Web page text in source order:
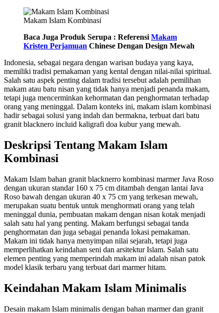
Makam Islam Kombinasi
Baca Juga Produk Serupa : Referensi Makam
Kristen Perjamuan Chinese Dengan Design Mewah
Indonesia, sebagai negara dengan warisan budaya yang kaya,
memiliki tradisi pemakaman yang kental dengan nilai-nilai spiritual.
Salah satu aspek penting dalam tradisi tersebut adalah pemilihan
makam atau batu nisan yang tidak hanya menjadi penanda makam,
tetapi juga mencerminkan kehormatan dan penghormatan terhadap
orang yang meninggal. Dalam konteks ini, makam islam kombinasi
hadir sebagai solusi yang indah dan bermakna, terbuat dari batu
granit blacknero incluid kaligrafi doa kubur yang mewah.
Deskripsi Tentang Makam Islam
Kombinasi
Makam Islam bahan granit blacknerro kombinasi marmer Java Roso
dengan ukuran standar 160 x 75 cm ditambah dengan lantai Java
Roso bawah dengan ukuran 40 x 75 cm yang terkesan mewah,
merupakan suatu bentuk untuk menghormati orang yang telah
meninggal dunia, pembuatan makam dengan nisan kotak menjadi
salah satu hal yang penting. Makam berfungsi sebagai tanda
penghormatan dan juga sebagai penanda lokasi pemakaman.
Makam ini tidak hanya menyimpan nilai sejarah, tetapi juga
memperlihatkan keindahan seni dan arsitektur Islam. Salah satu
elemen penting yang memperindah makam ini adalah nisan patok
model klasik terbaru yang terbuat dari marmer hitam.
Keindahan Makam Islam Minimalis
Desain makam Islam minimalis dengan bahan marmer dan granit